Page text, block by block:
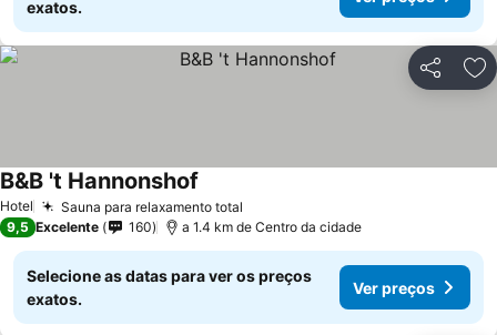
exatos.
Partilhar
Hotel Sauna para relaxamento total
B&B 't Hannonshof
9,5 Excelente 160 a 1.4 km de Centro da cidade
Selecione as datas para ver os preços
exatos.
Ver preços